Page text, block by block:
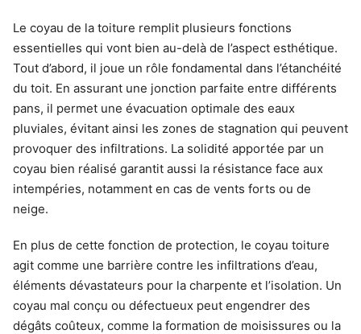
Le coyau de la toiture remplit plusieurs fonctions
essentielles qui vont bien au-delà de l’aspect esthétique.
Tout d’abord, il joue un rôle fondamental dans l’étanchéité
du toit. En assurant une jonction parfaite entre différents
pans, il permet une évacuation optimale des eaux
pluviales, évitant ainsi les zones de stagnation qui peuvent
provoquer des infiltrations. La solidité apportée par un
coyau bien réalisé garantit aussi la résistance face aux
intempéries, notamment en cas de vents forts ou de
neige.
En plus de cette fonction de protection, le coyau toiture
agit comme une barrière contre les infiltrations d’eau,
éléments dévastateurs pour la charpente et l’isolation. Un
coyau mal conçu ou défectueux peut engendrer des
dégâts coûteux, comme la formation de moisissures ou la